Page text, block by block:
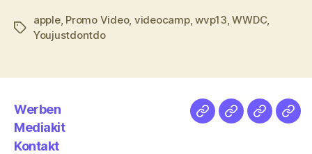
Schlagwörter
apple, Promo Video, videocamp,wvp13,WWDC,
Youjustdontdo
Werben
Mediakit
Kontakt
NetzMedien